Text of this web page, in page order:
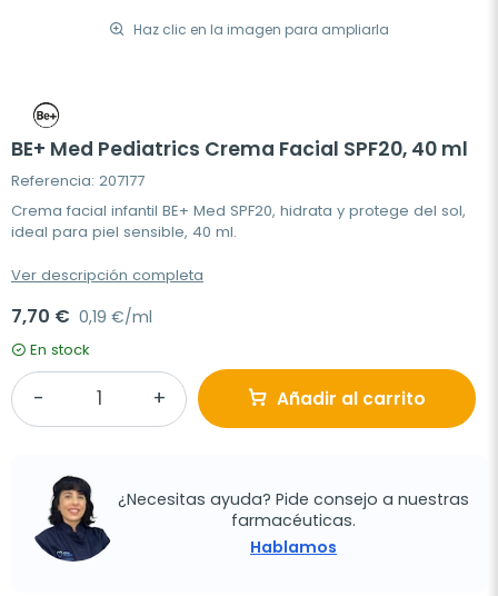
Haz clic en la imagen para ampliarla
BE+ Med Pediatrics Crema Facial SPF20, 40 ml
Referencia: 207177
Crema facial infantil BE+ Med SPF20, hidrata y protege del sol,
ideal para piel sensible, 40 ml.
Ver descripción completa
7,70 € 0,19 €/ml
En stock
Añadir al carrito
¿Necesitas ayuda? Pide consejo a nuestras
farmacéuticas.
Hablamos